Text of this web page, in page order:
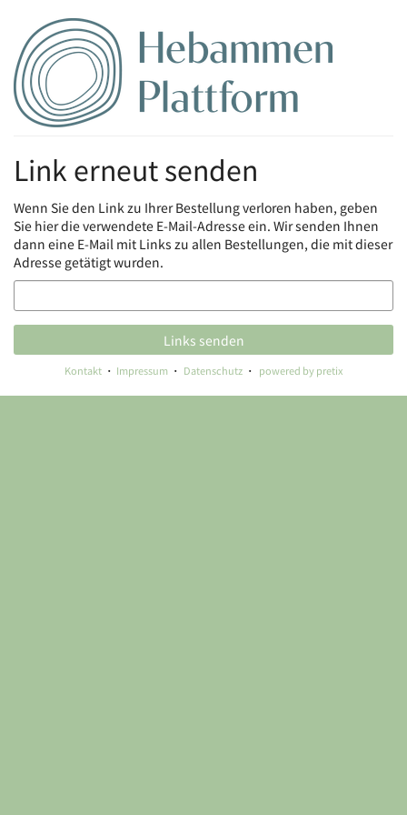
Haupt-
Inhalt
springen
Link erneut senden
Wenn Sie den Link zu Ihrer Bestellung verloren haben, geben
Sie hier die verwendete E-Mail-Adresse ein. Wir senden Ihnen
dann eine E-Mail mit Links zu allen Bestellungen, die mit dieser
Adresse getätigt wurden.
E-
Mail
Links senden
Kontakt Impressum Datenschutz powered by pretix